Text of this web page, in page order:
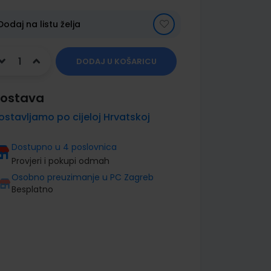
na listu želja
DODAJ U KOŠARICU
po cijeloj Hrvatskoj
Dostupno u 4 poslovnica
Provjeri i pokupi odmah
Osobno preuzimanje u PC Zagreb
Besplatno